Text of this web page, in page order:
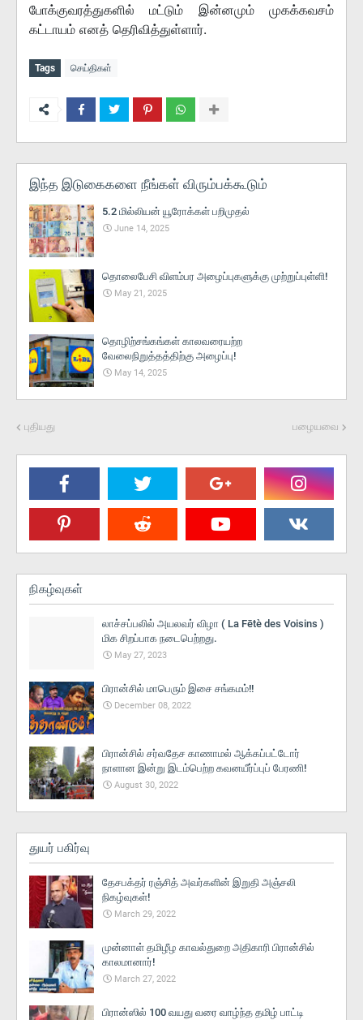
போக்குவரத்துகளில் மட்டும் இன்னமும் முகக்கவசம்
கட்டாயம் எனத் தெரிவித்துள்ளார்.
Tags செய்திகள்
இந்த இடுகைகளை நீங்கள் விரும்பக்கூடும்
5.2 மில்லியன் யூரோக்கள் பறிமுதல்
June 14, 2025
தொலைபேசி விளம்பர அழைப்புகளுக்கு முற்றுப்புள்ளி!
May 21, 2025
தொழிற்சங்கங்கள் காலவரையற்ற
வேலைநிறுத்தத்திற்கு அழைப்பு!
May 14, 2025
புதியது பழையவை
நிகழ்வுகள்
லாச்சப்பலில் அயலவர் விழா ( La Fētè des Voisins )
மிக சிறப்பாக நடைபெற்றது.
May 27, 2023
பிரான்சில் மாபெரும் இசை சங்கமம்!!
December 08, 2022
பிரான்சில் சர்வதேச காணாமல் ஆக்கப்பட்டோர்
நாளான இன்று இடம்பெற்ற கவனயீர்ப்புப் பேரணி!
August 30, 2022
துயர் பகிர்வு
தேசபக்தர் ரஞ்சித் அவர்களின் இறுதி அஞ்சலி
நிகழ்வுகள்!
March 29, 2022
முன்னாள் தமிழீழ காவல்துறை அதிகாரி பிரான்சில்
காலமானார்!
March 27, 2022
பிரான்ஸில் 100 வயது வரை வாழ்ந்த தமிழ் பாட்டி